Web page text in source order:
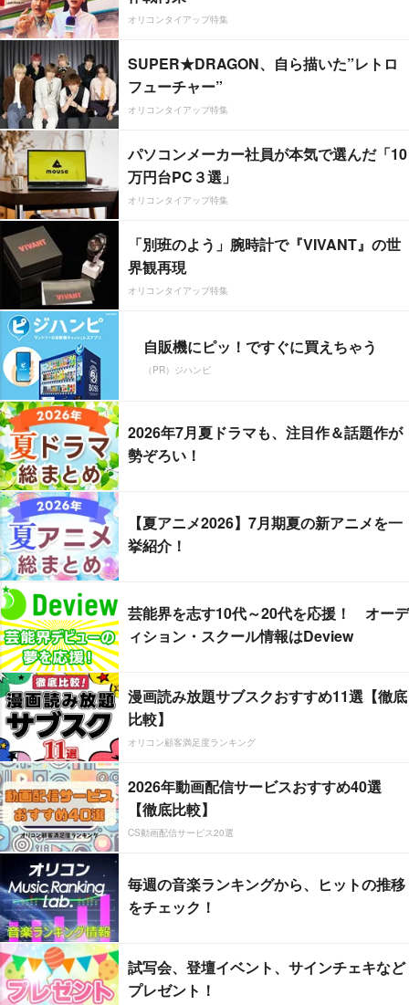
オリコンタイアップ特集
SUPER★DRAGON、自ら描いた”レトロ
フューチャー”
オリコンタイアップ特集
パソコンメーカー社員が本気で選んだ「10
万円台PC３選」
オリコンタイアップ特集
「別班のよう」腕時計で『VIVANT』の世
界観再現
オリコンタイアップ特集
自販機にピッ！ですぐに買えちゃう
（PR）ジハンピ
2026年7月夏ドラマも、注目作＆話題作が
勢ぞろい！
【夏アニメ2026】7月期夏の新アニメを一
挙紹介！
芸能界を志す10代～20代を応援！ オーデ
ィション・スクール情報はDeview
漫画読み放題サブスクおすすめ11選【徹底
比較】
オリコン顧客満足度ランキング
2026年動画配信サービスおすすめ40選
【徹底比較】
CS動画配信サービス20選
毎週の音楽ランキングから、ヒットの推移
をチェック！
試写会、登壇イベント、サインチェキなど
プレゼント！